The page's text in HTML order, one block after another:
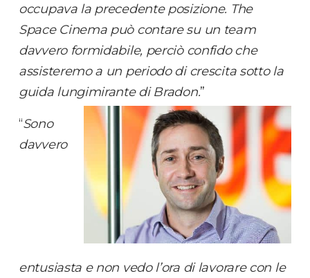
occupava la precedente posizione. The
Space Cinema può contare su un team
davvero formidabile, perciò confido che
assisteremo a un periodo di crescita sotto la
guida lungimirante di Bradon.”
“Sono
davvero
entusiasta e non vedo l’ora di lavorare con le